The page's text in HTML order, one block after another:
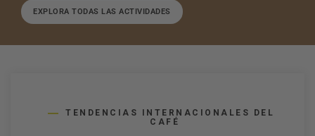
EXPLORA TODAS LAS ACTIVIDADES
TENDENCIAS INTERNACIONALES DEL
CAFÉ